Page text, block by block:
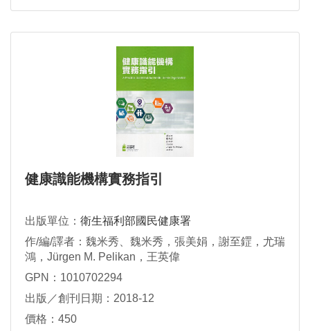
健康識能機構實務指引
出版單位： 衛生福利部國民健康署
作/編/譯者：魏米秀、魏米秀，張美娟，謝至鎠，尤瑞
鴻，Jürgen M. Pelikan，王英偉
GPN：1010702294
出版／創刊日期：2018-12
價格：450